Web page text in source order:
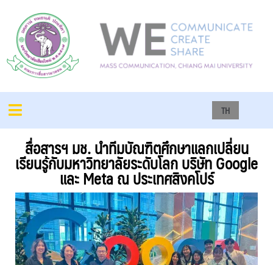
TH
สื่อสารฯ มช. นำทีมบัณฑิตศึกษาแลกเปลี่ยน
เรียนรู้กับมหาวิทยาลัยระดับโลก บริษัท Google
และ Meta ณ ประเทศสิงคโปร์